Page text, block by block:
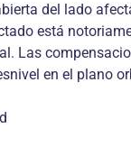
del lado
está
en el plano